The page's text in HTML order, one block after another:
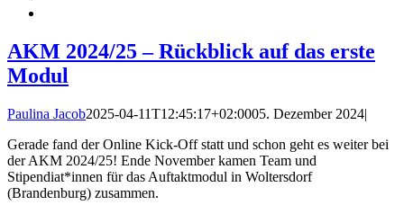
AKM 2024/25 – Rückblick auf das erste
Modul
Paulina Jacob2025-04-11T12:45:17+02:0005. Dezember 2024|
Gerade fand der Online Kick-Off statt und schon geht es weiter bei
der AKM 2024/25! Ende November kamen Team und
Stipendiat*innen für das Auftaktmodul in Woltersdorf
(Brandenburg) zusammen.